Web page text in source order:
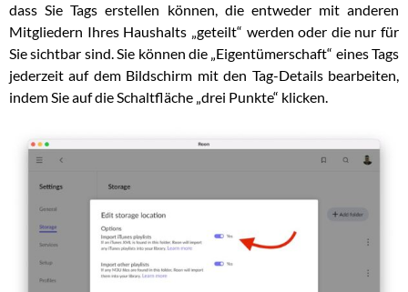
dass Sie Tags erstellen können, die entweder mit anderen
Mitgliedern Ihres Haushalts „geteilt“ werden oder die nur für
Sie sichtbar sind. Sie können die „Eigentümerschaft“ eines Tags
jederzeit auf dem Bildschirm mit den Tag-Details bearbeiten,
indem Sie auf die Schaltfläche „drei Punkte“ klicken.